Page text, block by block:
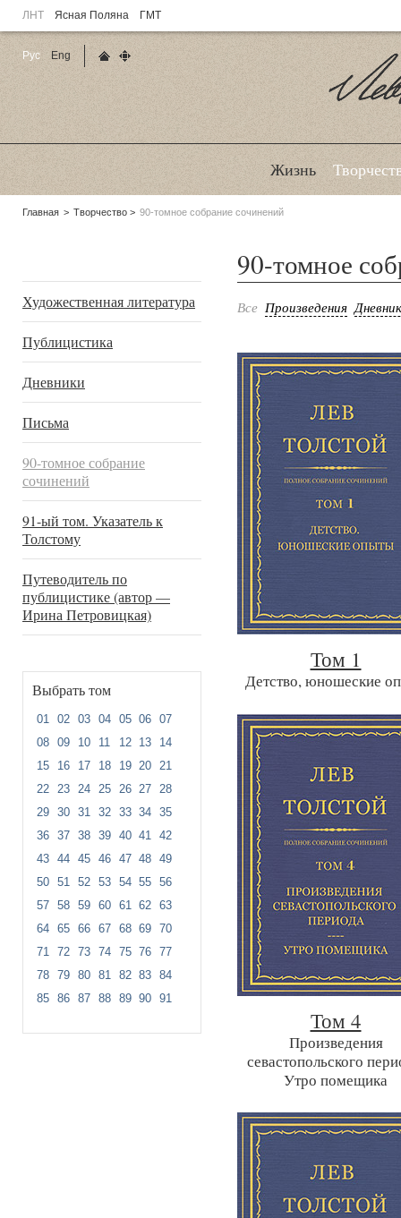
ЛНТ Ясная Поляна ГМТ
Жизнь
Родительские
Главная Творчество 90-томное собрание сочинений
Художественная литература
Публицистика
Дневники
Письма
90-томное собрание
сочинений
91-ый том. Указатель к
Толстому
Путеводитель по
публицистике (автор —
Ирина Петровицкая)
Выбрать том
01 02 03 04 05 06
07
08 09 10 11 12 13
14
15
16 17 18 19 20
21
22
23 24 25 26 27
28
29 30 31 32 33 34
35
36 37 38 39 40 41
42
43 44 45 46 47 48
49
50 51 52 53 54 55
56
57 58 59 60 61 62
63
64 65 66 67 68 69
70
71
72 73 74 75 76
77
78 79 80 81 82 83
84
85 86 87 88 89 90 91
90-томное
Все Произведения
Том 1
Детство, юношеские
Том 4
Произведения
севастопольского
Утро помещика
Рус
Eng